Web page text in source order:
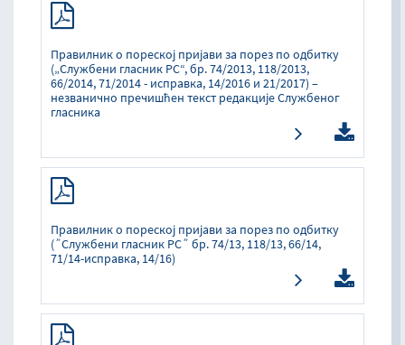
Правилник о пореској пријави за порез по одбитку
(„Службени гласник РС“, бр. 74/2013, 118/2013,
66/2014, 71/2014 - исправка, 14/2016 и 21/2017) –
незванично пречишћен текст редакције Службеног
гласника
Правилник о пореској пријави за порез по одбитку
(˝Службени гласник РС˝ бр. 74/13, 118/13, 66/14,
71/14-исправка, 14/16)